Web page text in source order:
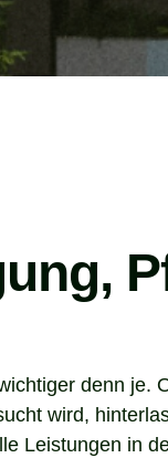
denn je.
wird,
Leistungen in